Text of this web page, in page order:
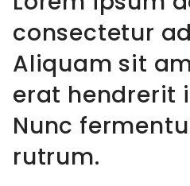
consectetur
Aliquam sit
erat hendrerit
Nunc
rutrum.